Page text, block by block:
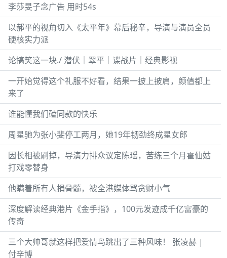
李莎旻子念广告 用时54s
以郝平的视角切入《太平年》幕后秘辛，导演与演员全员
硬核实力派
论搞笑这一块./ 潜伏｜翠平｜谍战片｜经典影视
一开始觉得这个礼服不好看，结果一披上披肩，颜值都上
来了
谁能懂我们磕同款的快乐
周星驰为张小斐停工两月，她19年韧劲终成星女郎
因长相被刷掉，导演力排众议定陈瑶，苦练三个月霍仙姑
打戏零替身
他瞒着所有人捐骨髓，被全港媒体骂贪财小气
深度解读经典港片《金手指》，100元发迹成千亿富豪的
传奇
三个大帅哥就这样把爱情鸟跳出了三种风味！ 张凌赫 |
付辛博